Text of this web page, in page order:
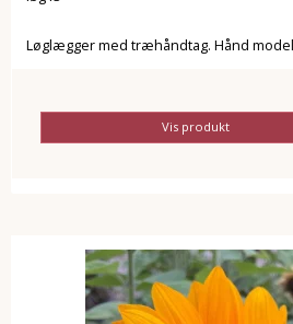
Løglægger med træhåndtag. Hånd
Vis produkt